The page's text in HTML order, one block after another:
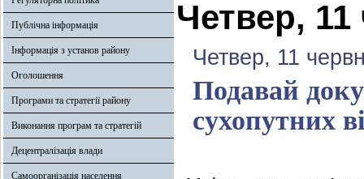
Публічна інформація
Інформація з установ району
Оголошення
Програми та стратегії району
Виконання програм та стратегій
Децентралізація влади
Самоорганізація населення
Четвер, 11
Четвер, 11
Подавай
сухопутних